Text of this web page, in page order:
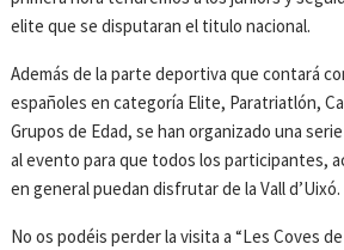
elite que se disputaran el titulo nacional.
Además de la parte deportiva que contará
españoles en categoría Elite, Paratriatlón,
Grupos de Edad, se han organizado una
al evento para que todos los participantes,
en general puedan disfrutar de la Vall d’Uixó.
No os podéis perder la visita a “Les Coves